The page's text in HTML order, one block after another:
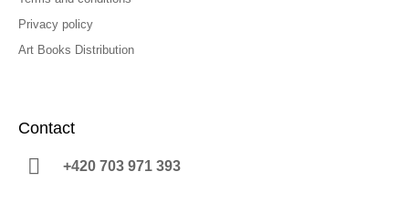
Privacy policy
Art Books Distribution
Contact
+420 703 971 393